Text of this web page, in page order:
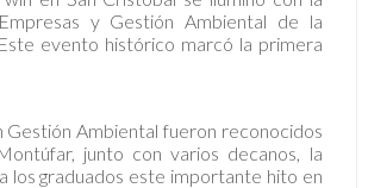
y Gestión Ambiental de la
evento histórico marcó la primera
Ambiental fueron reconocidos
junto con varios decanos, la
graduados este importante hito en